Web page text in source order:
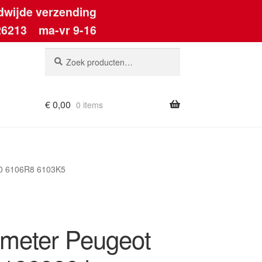
verzending
ma-vr 9-16
naar:
€0,00 0 items
6106R8 6103K5
Peugeot